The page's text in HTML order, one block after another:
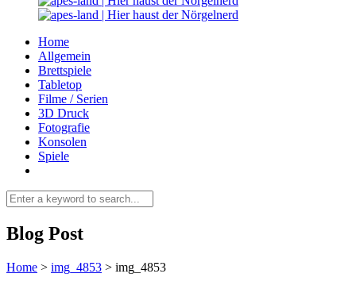
Home
Allgemein
Brettspiele
Tabletop
Filme / Serien
3D Druck
Fotografie
Konsolen
Spiele
Blog Post
Home > img_4853 > img_4853